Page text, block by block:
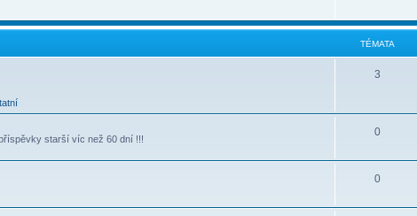
TÉMATA
3
starší víc než 60 dní !!!
0
0